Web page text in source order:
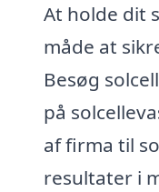
At holde dit
måde at
Besøg
på
af firma til
resultater i